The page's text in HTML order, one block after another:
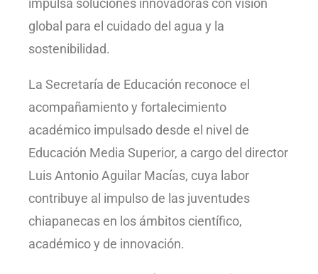
global para el cuidado del agua y la
sostenibilidad.
La Secretaría de Educación reconoce el
acompañamiento y fortalecimiento
académico impulsado desde el nivel de
Educación Media Superior, a cargo del director
Luis Antonio Aguilar Macías, cuya labor
contribuye al impulso de las juventudes
chiapanecas en los ámbitos científico,
académico y de innovación.